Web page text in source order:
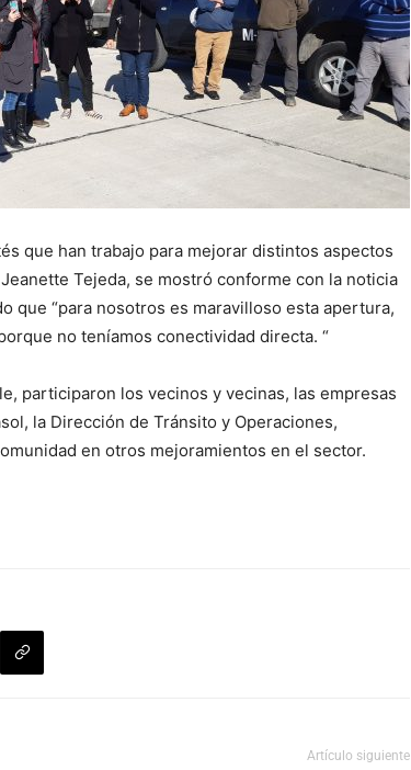
que han trabajo para mejorar distintos aspectos
Tejeda, se mostró conforme con la noticia
que “para nosotros es maravilloso esta apertura,
no teníamos conectividad directa. “
participaron los vecinos y vecinas, las empresas
la Dirección de Tránsito y Operaciones,
en otros mejoramientos en el sector.
Artículo siguiente